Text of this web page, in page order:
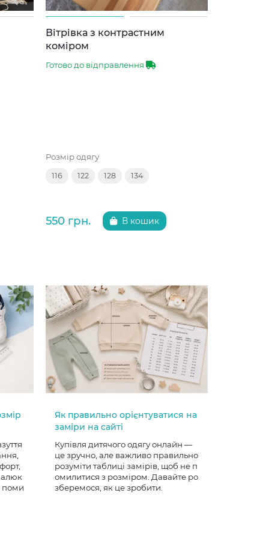
Вітрівка з контрастним
коміром
Готово до відправлення
Розмір одягу
116 122 128 134
550 грн. В кошик
поми
Як правильно орієнтуватися на
заміри на сайті
Купівля дитячого одягу онлайн —
це зручно, але важливо правильно
розуміти таблиці замірів, щоб не п
омилитися з розміром. Давайте ро
зберемося, як це зробити.